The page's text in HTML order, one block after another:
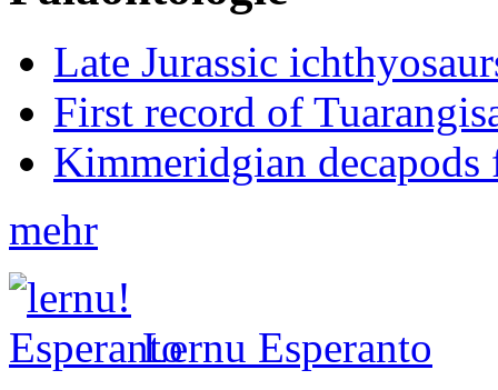
Late Jurassic
First record of
Kimmeridgian
mehr
Lernu Esperanto